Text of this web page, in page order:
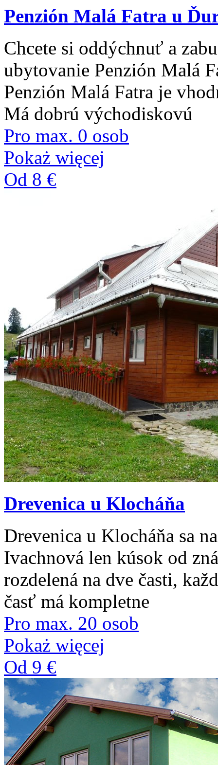
Penzión Malá Fatra u
Chcete si oddýchnuť a
ubytovanie Penzión Malá
Penzión Malá Fatra je
Má dobrú východiskovú
Pro max. 0 osob
Pokaż więcej
Od 8 €
Drevenica u Klocháňa
Drevenica u Klocháňa sa
Ivachnová len kúsok od
rozdelená na dve časti,
časť má kompletne
Pro max. 20 osob
Pokaż więcej
Od 9 €